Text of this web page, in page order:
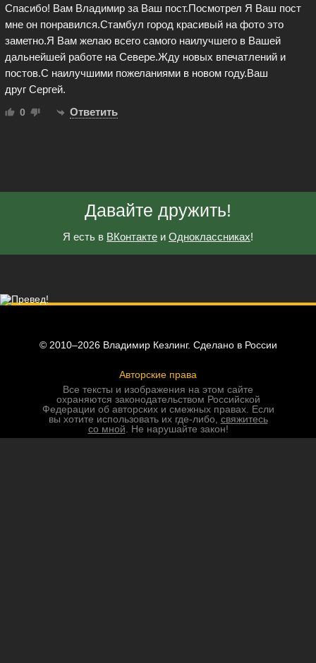
Спасибо! Вам Владимир за Ваш пост.Посмотрел Я Ваш пост
мне он понравился.Стамбул город красивый на фото это
заметно.Я Вам желаю всего самого наилучшего в Вашей
дальнейшей работе на Севере.Жду новых впечатлений и
постов.С наилучшими пожеланиями в новом году.Ваш
друг Сергей.
0 Ответить
Давайте дружить!
Я есть в ВКонтакте и Одноклассниках!
© 2010–2026 Владимир Кезлинг. Сделано в России
Авторские права
Все тексты и изображения на этом сайте
охраняются законодательством Российской
Федерации об авторских и смежных правах. Если
вы хотите использовать их где-либо, свяжитесь
со мной. Не нарушайте закон!